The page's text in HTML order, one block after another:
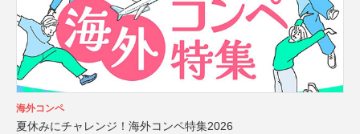
海外コンペ
夏休みにチャレンジ！海外コンペ特集2026